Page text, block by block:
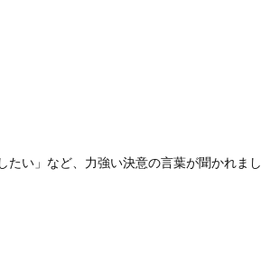
い」など、力強い決意の言葉が聞かれまし